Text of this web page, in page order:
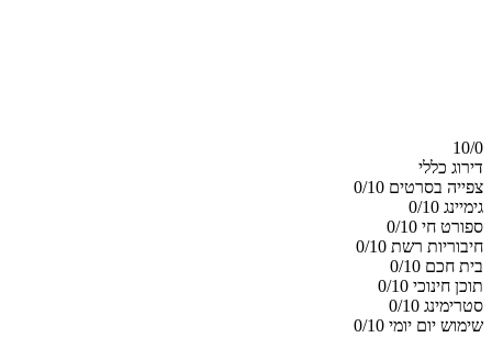
10/0
דירוג כללי
צפייה בסרטים 0/10
גימיינג 0/10
ספורט חי 0/10
חיבוריות רשת 0/10
בית חכם 0/10
תוכן חינוכי 0/10
סטרימינג 0/10
שימוש יום יומי 0/10